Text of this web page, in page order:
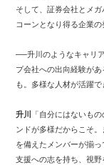
そして、証券会社とメ
コーンとなり得る企業
──升川のようなキャリ
プ会社への出向経験が
も。多様な人材が活躍で
升川
「自分にはないも
ンドが多様だからこそ
を備えたメンバーが揃
支援への志を持ち、視